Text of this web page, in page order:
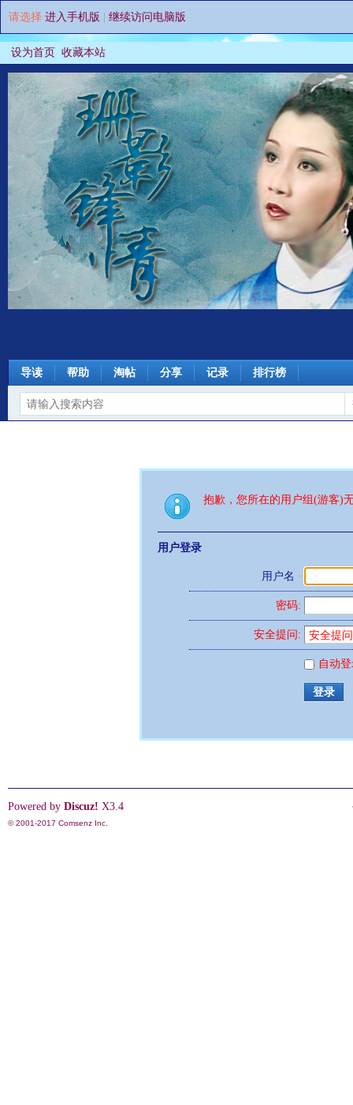
请选择 进入手机版 继续访问电脑版
设为首页 收藏本站
导读 帮助 淘帖 分享 记录 排行榜
抱歉，您所在的用户组(游客)
用户登录
用户名
密码:
安全提问:
自动
登录
Powered by Discuz! X3.4
© 2001-2017 Comsenz Inc.